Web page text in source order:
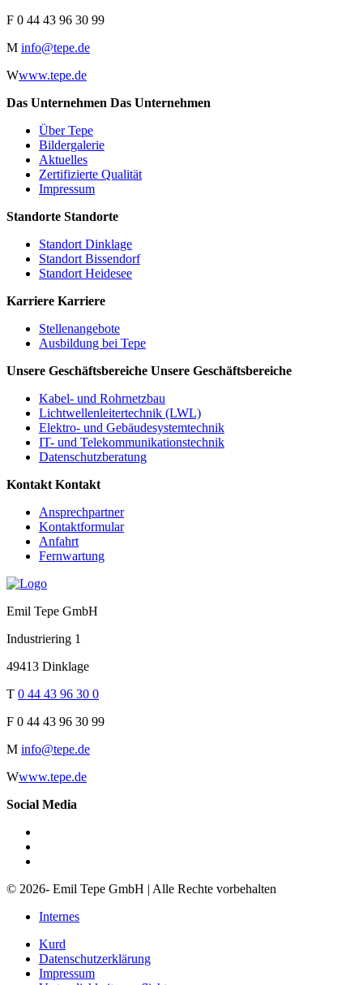
F 0 44 43 96 30 99
M info@tepe.de
Wwww.tepe.de
Das Unternehmen Das Unternehmen
Über Tepe
Bildergalerie
Aktuelles
Zertifizierte Qualität
Impressum
Standorte Standorte
Standort Dinklage
Standort Bissendorf
Standort Heidesee
Karriere Karriere
Stellenangebote
Ausbildung bei Tepe
Unsere Geschäftsbereiche Unsere Geschäftsbereiche
Kabel- und Rohrnetzbau
Lichtwellenleitertechnik (LWL)
Elektro- und Gebäudesystemtechnik
IT- und Telekommunikationstechnik
Datenschutzberatung
Kontakt Kontakt
Ansprechpartner
Kontaktformular
Anfahrt
Fernwartung
Emil Tepe GmbH
Industriering 1
49413 Dinklage
T 0 44 43 96 30 0
F 0 44 43 96 30 99
M info@tepe.de
Wwww.tepe.de
Social Media
© 2026- Emil Tepe GmbH | Alle Rechte vorbehalten
Internes
Kurd
Datenschutzerklärung
Impressum